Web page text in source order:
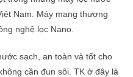
Nam. Máy mang thương
nghệ lọc Nano.
sạch, an toàn và tốt cho
cần đun sôi. TK ở đây là